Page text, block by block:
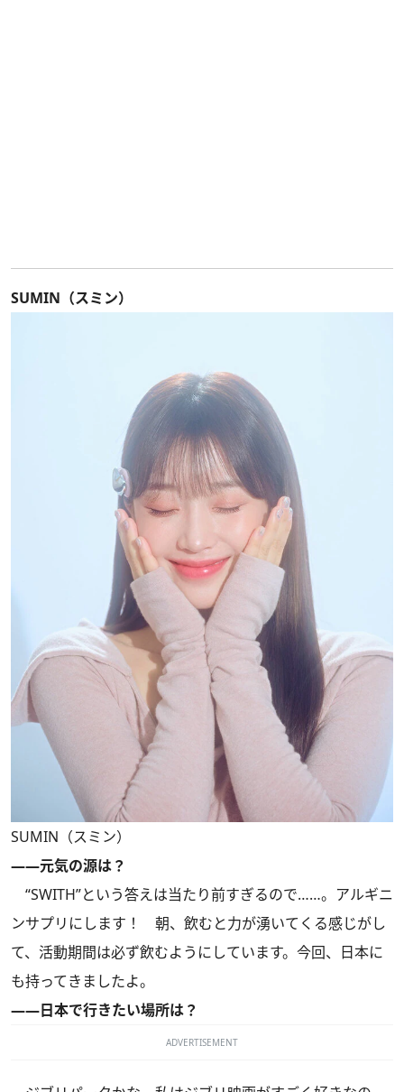
SUMIN（スミン）
SUMIN（スミン）
――元気の源は？
“SWITH”という答えは当たり前すぎるので……。アルギニ
ンサプリにします！ 朝、飲むと力が湧いてくる感じがし
て、活動期間は必ず飲むようにしています。今回、日本に
も持ってきましたよ。
――日本で行きたい場所は？
ADVERTISEMENT